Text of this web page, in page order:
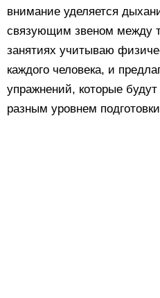
внимание уделяется
связующим звеном между
занятиях учитываю
каждого человека, и
упражнений, которые
разным уровнем